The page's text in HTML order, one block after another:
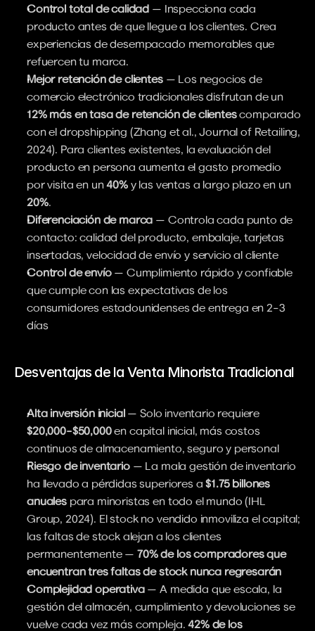
Control total de calidad — Inspecciona cada
producto antes de que llegue a los clientes. Crea
experiencias de desempacado memorables que
refuercen tu marca.
Mejor retención de clientes — Los negocios de
12% más en tasa de retención de clientes comparado
con el dropshipping (Zhang et al., Journal of Retailing,
2024). Para clientes existentes, la evaluación del
producto en persona aumenta el gasto promedio
por visita en un 40%
y las ventas a largo plazo en un
20%.
Diferenciación de marca — Controla cada punto de
contacto: calidad del producto, embalaje, tarjetas
insertadas, velocidad de envío y servicio al cliente
Control de envío — Cumplimiento rápido y confiable
que cumple con las expectativas de los
consumidores estadounidenses de entrega en 2–3
días
Desventajas de la Venta Minorista Tradicional
Alta inversión inicial
$20,000–$50,000 en capital inicial, más costos
continuos de almacenamiento, seguro y personal
Riesgo de inventario — La mala gestión de inventario
ha llevado a pérdidas superiores a $1.75 billones
anuales para minoristas en todo el mundo (IHL
Group, 2024). El stock no vendido inmoviliza el capital;
las faltas de stock alejan a los clientes
permanentemente — 70% de los compradores que
encuentran tres faltas de stock nunca regresarán
Complejidad operativa — A medida que escala, la
gestión del almacén, cumplimiento y devoluciones se
vuelve cada vez más compleja. 42% de los